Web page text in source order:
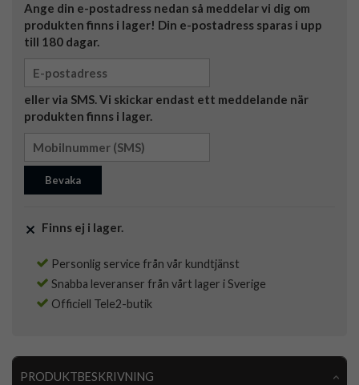
Ange din e-postadress nedan så meddelar vi dig om
produkten finns i lager! Din e-postadress sparas i upp
till 180 dagar.
eller via SMS. Vi skickar endast ett meddelande när
produkten finns i lager.
Bevaka
Finns ej i lager.
Personlig service från vår kundtjänst
Snabba leveranser från vårt lager i Sverige
Officiell Tele2-butik
PRODUKTBESKRIVNING